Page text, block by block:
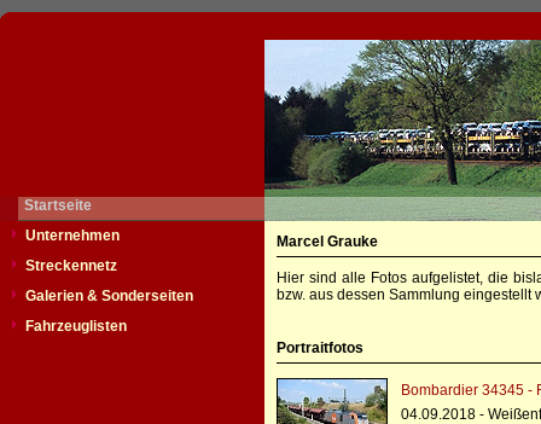
Startseite
Unternehmen
Streckennetz
Galerien & Sonderseiten
Fahrzeuglisten
Marcel Grauke
Hier sind alle Fotos aufgelistet, die
bzw. aus dessen Sammlung eingestellt
Portraitfotos
Bombardier 34345 -
04.09.2018 -